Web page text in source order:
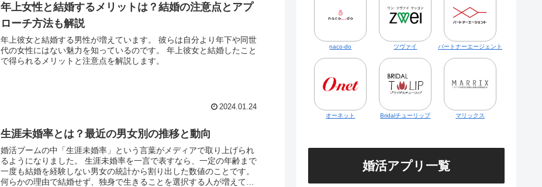
年上女性と結婚するメリットは？結婚の注意点とアプ
ローチ方法も解説
年上彼女と結婚する男性が増えています。 彼らは自分より年下や同世
代の女性にはない魅力を知っているのです。 年上彼女と結婚したこと
で得られるメリットと注意点を解説します。
2024.01.24
生涯未婚率とは？最近の男女別の推移と動向
婚活ブームの中「生涯未婚率」という言葉がメディアで取り上げられ
るようになりました。 生涯未婚率を一言で表すなら、一定の年齢まで
一度も結婚を経験しない男女の統計から割り出した数値のことです。
何らかの理由で結婚せず、独身で生きることを選択する人が増えてい
naco-do ツヴァイ パートナーエージェント
オーネット Bridalチューリップ マリックス
婚活アプリ一覧